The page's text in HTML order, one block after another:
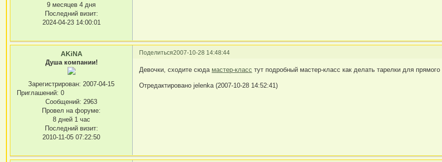
9 месяцев 4 дня
Последний визит:
2024-04-23 14:00:01
Поделиться2007-10-28 14:48:44
AKiNA
Душа компании!
Зарегистрирован: 2007-04-15
Приглашений: 0
Сообщений: 2963
Провел на форуме:
8 дней 1 час
Последний визит:
2010-11-05 07:22:50
Девочки, сходите сюда мастер-класс тут подробный мастер-класс как делать тарелки для
Отредактировано jelenka (2007-10-28 14:52:41)